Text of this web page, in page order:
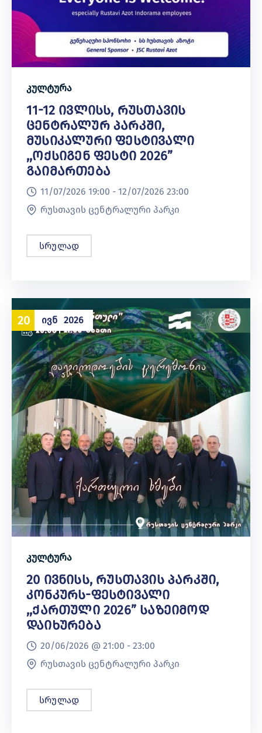
კულტურა
11-12 Ივლისს, Რუსთავის
Ცენტრალურ Პარკში,
Მუსიკალური Ფესტივალი
,,ოქსიგენ Ფესტი 2026”
Გაიმართება
11/07/2026 19:00 - 12/07/2026 23:00
რუსთავის ცენტრალური პარკი
სრულად
20 ᲘᲕᲜ 2026
კულტურა
20 Ივნისს, Რუსთავის Პარკში,
Კონკურს-Ფესტივალი
,,ქართული 2026” Საზეიმოდ
Დაიხურება
20/06/2026 @ 21:00 - 23:00
რუსთავის ცენტრალური პარკი
სრულად